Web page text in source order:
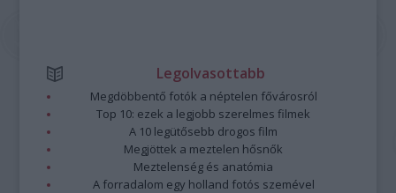
Legolvasottabb
Megdöbbentő fotók a néptelen fővárosról
Top 10: ezek a legjobb szerelmes filmek
A 10 legütősebb drogos film
Megjöttek a meztelen hősnők
Meztelenség és anatómia
A forradalom egy holland fotós szemével